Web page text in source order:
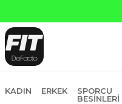
KADIN ERKEK
SPORCU
BESINLERI